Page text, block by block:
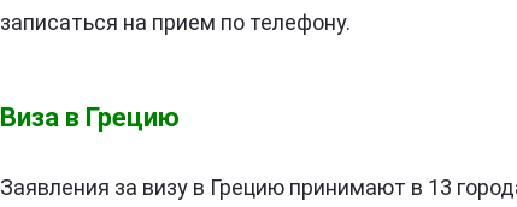
записаться на прием по телефону.
Виза в Грецию
Заявления за визу в Грецию принимают в 13